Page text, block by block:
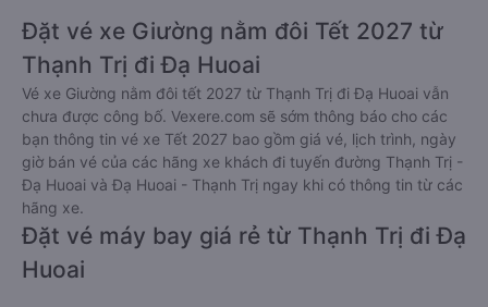
Đặt vé xe Giường nằm đôi Tết 2027 từ
Thạnh Trị đi Đạ Huoai
Vé xe Giường nằm đôi tết 2027 từ Thạnh Trị đi Đạ Huoai vẫn
chưa được công bố. Vexere.com sẽ sớm thông báo cho các
bạn thông tin vé xe Tết 2027 bao gồm giá vé, lịch trình, ngày
giờ bán vé của các hãng xe khách đi tuyến đường Thạnh Trị -
Đạ Huoai và Đạ Huoai - Thạnh Trị ngay khi có thông tin từ các
hãng xe.
Đặt vé máy bay giá rẻ từ Thạnh Trị đi Đạ
Huoai